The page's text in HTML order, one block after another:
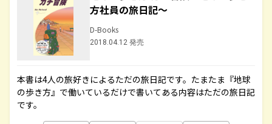
方社員の旅日記～
D-Books
2018.04.12 発売
本書は4人の旅好きによるただの旅日記です。たまたま『地球
の歩き方』で働いているだけで書いてある内容はただの旅日記
です。